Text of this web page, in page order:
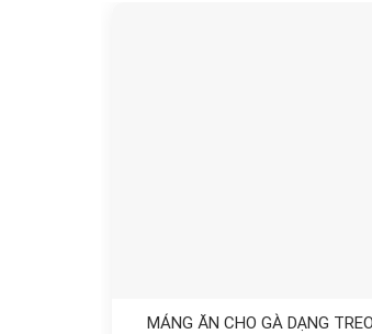
MÁNG ĂN CHO GÀ DẠNG TREO